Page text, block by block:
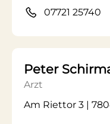
07721 25740
Peter
Arzt
Am Riettor 3 |